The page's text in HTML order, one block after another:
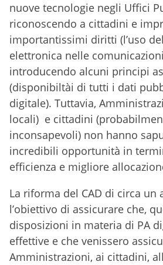
nuove tecnologie negli Uffici
riconoscendo a cittadini e
importantissimi diritti (l’uso
elettronica nelle
introducendo alcuni principi
(disponibiltài di tutti i dati
digitale). Tuttavia,
locali) e cittadini
inconsapevoli) non hanno
incredibili opportunità in
efficienza e migliore
La riforma del CAD di circa un
l’obiettivo di assicurare che,
disposizioni in materia di PA
effettive e che venissero
Amministrazioni, ai cittadini,